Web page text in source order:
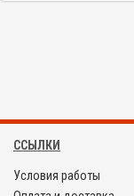
ССЫЛКИ
Условия работы